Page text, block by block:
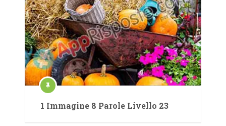
1 Immagine 8 Parole Livello 23